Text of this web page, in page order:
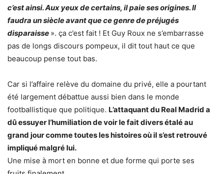
c’est ainsi. Aux yeux de certains, il paie ses origines. Il
faudra un siècle avant que ce genre de préjugés
disparaisse ». ça c’est fait ! Et Guy Roux ne s’embarrasse
pas de longs discours pompeux, il dit tout haut ce que
beaucoup pense tout bas.
Car si l’affaire relève du domaine du privé, elle a pourtant
été largement débattue aussi bien dans le monde
footballistique que politique. L’attaquant du Real Madrid a
dû essuyer l’humiliation de voir le fait divers étalé au
grand jour comme toutes les histoires où il s’est retrouvé
impliqué malgré lui.
Une mise à mort en bonne et due forme qui porte ses